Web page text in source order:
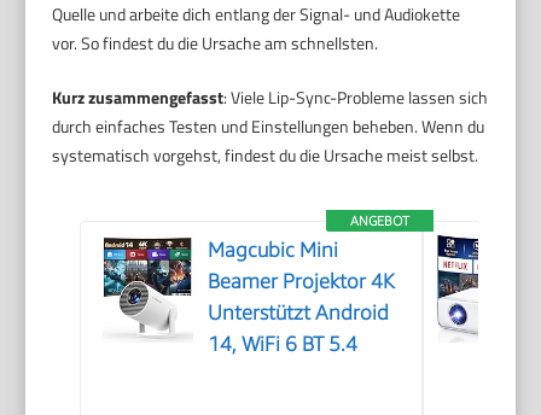
Quelle und arbeite dich entlang der Signal- und Audiokette
vor. So findest du die Ursache am schnellsten.
Kurz zusammengefasst: Viele Lip-Sync-Probleme lassen sich
durch einfaches Testen und Einstellungen beheben. Wenn du
systematisch vorgehst, findest du die Ursache meist selbst.
ANGEBOT
Magcubic Mini
Beamer Projektor 4K
Unterstützt Android
14, WiFi 6 BT 5.4